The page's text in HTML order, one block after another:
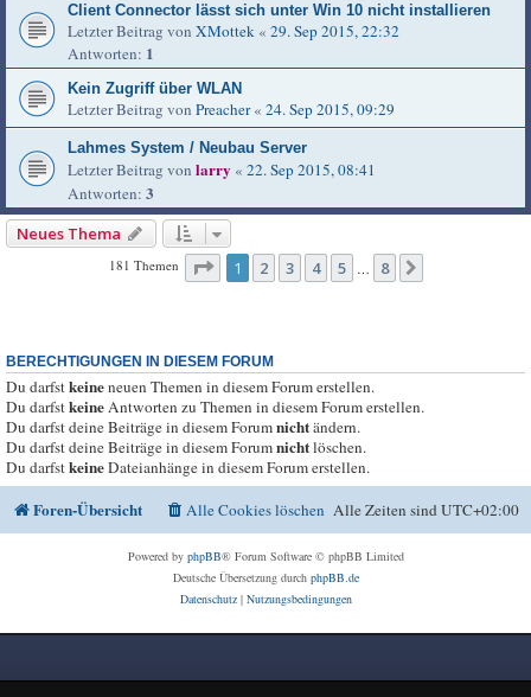
Client Connector lässt sich unter Win 10 nicht installieren
Letzter Beitrag von XMottek « 29. Sep 2015, 22:32
Antworten: 1
Kein Zugriff über WLAN
Letzter Beitrag von Preacher« 24. Sep 2015, 09:29
Lahmes System / Neubau Server
Letzter Beitrag von larry « 22. Sep 2015, 08:41
Antworten: 3
Neues Thema
181 Themen Seite 1von
1 2 3 4 5 … 8
BERECHTIGUNGEN IN DIESEM FORUM
Du darfstkeineneuen Themen in diesem Forum erstellen.
Du darfstkeineAntworten zu Themen in diesem Forum erstellen.
Du darfst deine Beiträge in diesem Forumnichtändern.
Du darfst deine Beiträge in diesem Forumnichtlöschen.
Du darfstkeineDateianhänge in diesem Forum erstellen.
Foren-Übersicht Alle Zeiten sindUTC+02:00
Alle Cookies löschen
Powered by phpBB® Forum Software © phpBB Limited
Deutsche Übersetzung durch phpBB.de
Datenschutz| Nutzungsbedingungen